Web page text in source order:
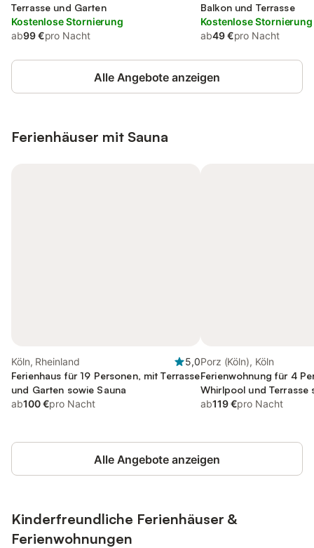
Terrasse und Garten
Kostenlose Stornierung
ab99 €pro Nacht
Balkon und Terrasse
Kostenlose Stornierung
ab49 €pro Nacht
Alle Angebote anzeigen
Ferienhäuser mit Sauna
Köln, Rheinland
5,0
Ferienhaus für 19 Personen, mit Terrasse
und Garten sowie Sauna
ab100 €pro Nacht
Porz (Köln), Köln
Ferienwohnung für 4
Whirlpool und Terrasse
und Pool
ab119 €pro Nacht
Alle Angebote anzeigen
Kinderfreundliche Ferienhäuser &
Ferienwohnungen